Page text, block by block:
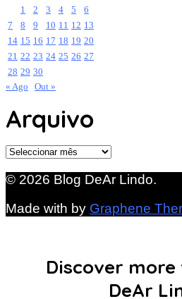
1
2 3 4 5
6
7
8 9 10 11 12 13
14 15 16 17 18 19 20
21 22 23 24 25 26 27
28 29 30
« Ago
Out »
Arquivo
Arquivo
© 2026 Blog DeAr Lindo.
Made with by Graphene
Discover
DeAr